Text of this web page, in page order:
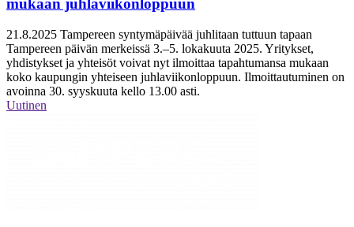
mukaan juhlaviikonloppuun
21.8.2025 Tampereen syntymäpäivää juhlitaan tuttuun tapaan
Tampereen päivän merkeissä 3.–5. lokakuuta 2025. Yritykset,
yhdistykset ja yhteisöt voivat nyt ilmoittaa tapahtumansa mukaan
koko kaupungin yhteiseen juhlaviikonloppuun. Ilmoittautuminen on
avoinna 30. syyskuuta kello 13.00 asti.
Uutinen